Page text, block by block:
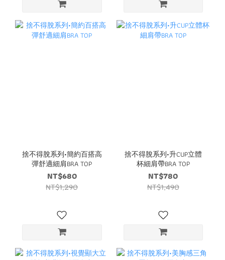
捨不得脫系列•簡約百搭高
彈舒適細肩BRA TOP
NT$680
NT$1,290
捨不得脫系列•升CUP立體
杯細肩帶BRA TOP
NT$780
NT$1,490